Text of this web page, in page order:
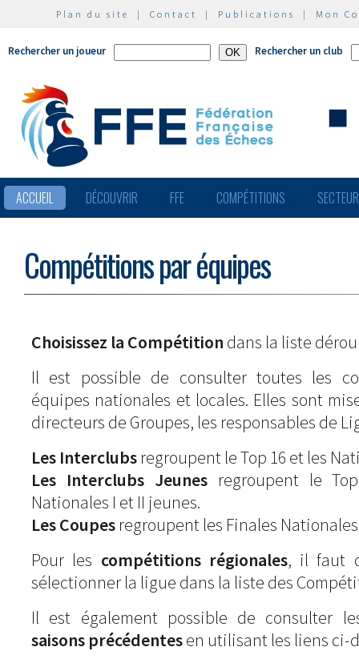
Plan du site | Contact | Publications | Mon
Rechercher un joueur Rechercher un club
ACCUEIL DÉCOUVRIR FFE COMPÉTITIONS
Compétitions par équipes
Choisissez la Compétition dans la liste
Il est possible de consulter toutes les
équipes nationales et locales. Elles sont
directeurs de Groupes, les responsables de
Les Interclubs regroupent le Top 16 et les
Les Interclubs Jeunesregroupent le
Nationales I et II jeunes.
Les Coupes regroupent les Finales
Pour les compétitions régionales, il faut
sélectionner la ligue dans la liste des
Il est également possible de consulter
saisons précédentesen utilisant les liens ci-